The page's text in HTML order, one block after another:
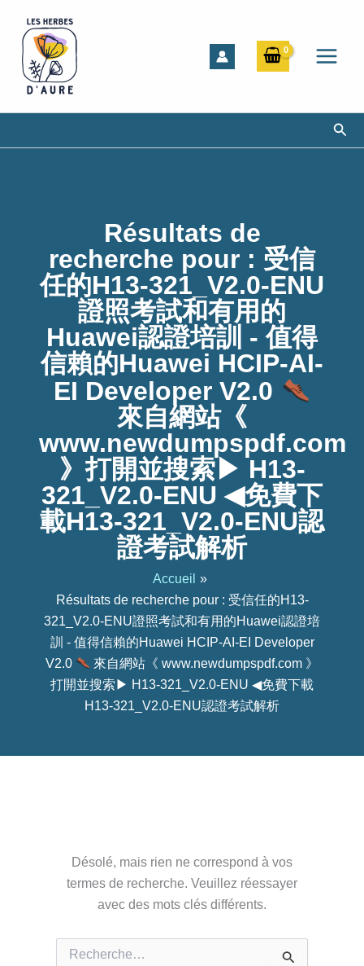
contenu
Résultats de
recherche pour : 受信
任的H13-321_V2.0-ENU
證照考試和有用的
Huawei認證培訓 - 值得
信賴的Huawei HCIP-AI-
EI Developer V2.0
來自網站《
www.newdumpspdf.com
》打開並搜索▶ H13-
321_V2.0-ENU ◀免費下
載H13-321_V2.0-ENU認
證考試解析
Accueil
Résultats de recherche pour : 受信任的H13-
321_V2.0-ENU證照考試和有用的Huawei認證培
訓 - 值得信賴的Huawei HCIP-AI-EI Developer
V2.0
來自網站《 www.newdumpspdf.com 》
打開並搜索▶ H13-321_V2.0-ENU ◀免費下載
H13-321_V2.0-ENU認證考試解析
Désolé, mais rien ne correspond à vos
termes de recherche. Veuillez réessayer
avec des mots clés différents.